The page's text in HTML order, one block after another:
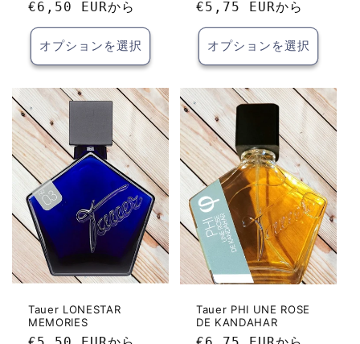
通
常
価
格
€6,50 EURから
オプションを選択
通
常
価
格
€5,75 EURから
オプションを選択
Tauer LONESTAR
MEMORIES
Tauer PHI UNE ROSE
DE KANDAHAR